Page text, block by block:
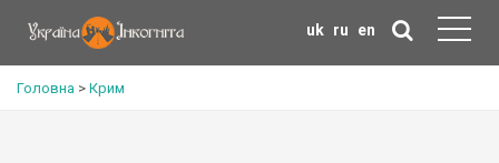
uk ru en
Головна > Крим